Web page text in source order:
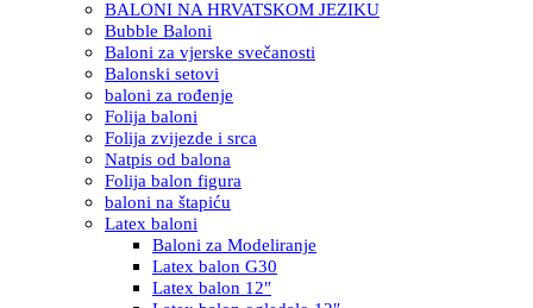
BALONI NA HRVATSKOM JEZIKU
Bubble Baloni
Baloni za vjerske svečanosti
Balonski setovi
baloni za rođenje
Folija baloni
Folija zvijezde i srca
Natpis od balona
Folija balon figura
baloni na štapiću
Latex baloni
Baloni za Modeliranje
Latex balon G30
Latex balon 12″